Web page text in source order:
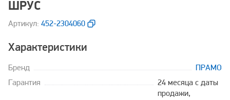
ШРУС
Aртикул: 452-2304060
Характеристики
Бренд
ПРАМО
Гарантия
24 месяца с даты
продажи,